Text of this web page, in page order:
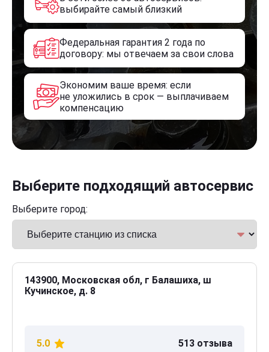
выбирайте самый близкий
Федеральная гарантия 2 года по
договору: мы отвечаем за свои слова
Экономим ваше время: если
не уложились в срок — выплачиваем
компенсацию
Выберите подходящий автосервис
Выберите город:
143900, Московская обл, г Балашиха, ш
Кучинское, д. 8
5.0 513 отзыва